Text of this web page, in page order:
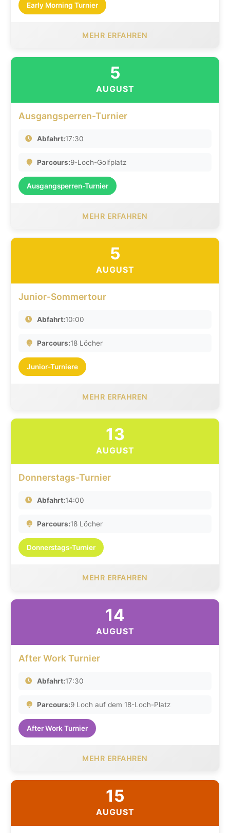
Early Morning Turnier
MEHR ERFAHREN
5
AUGUST
Ausgangsperren-Turnier
Abfahrt:17:30
Parcours:9-Loch-Golfplatz
Ausgangsperren-Turnier
MEHR ERFAHREN
5
AUGUST
Junior-Sommertour
Abfahrt:10:00
Parcours:18 Löcher
Junior-Turniere
MEHR ERFAHREN
13
AUGUST
Donnerstags-Turnier
Abfahrt:14:00
Parcours:18 Löcher
Donnerstags-Turnier
MEHR ERFAHREN
14
AUGUST
After Work Turnier
Abfahrt:17:30
Parcours:9 Loch auf dem 18-Loch-Platz
After Work Turnier
MEHR ERFAHREN
15
AUGUST